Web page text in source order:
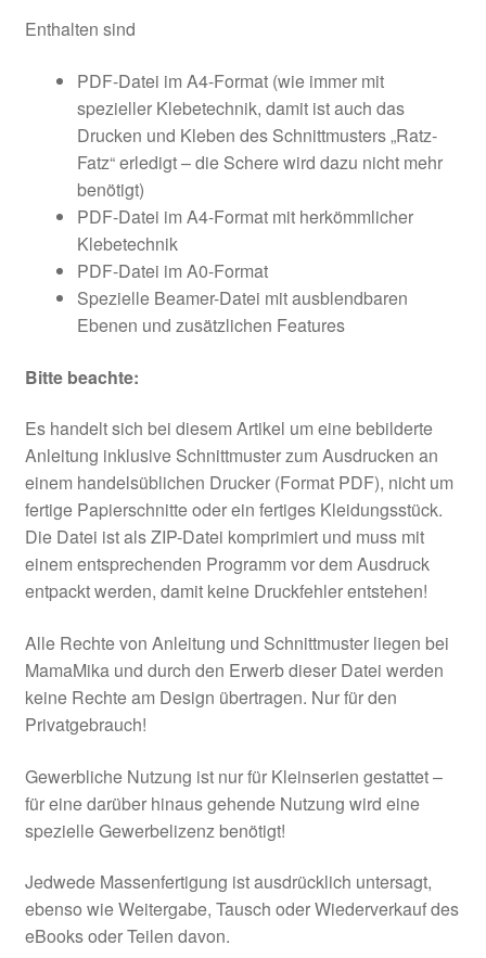
Enthalten sind
PDF-Datei im A4-Format (wie immer mit
spezieller Klebetechnik, damit ist auch das
Drucken und Kleben des Schnittmusters „Ratz-
Fatz“ erledigt – die Schere wird dazu nicht mehr
benötigt)
PDF-Datei im A4-Format mit herkömmlicher
Klebetechnik
PDF-Datei im A0-Format
Spezielle Beamer-Datei mit ausblendbaren
Ebenen und zusätzlichen Features
Bitte beachte:
Es handelt sich bei diesem Artikel um eine bebilderte
Anleitung inklusive Schnittmuster zum Ausdrucken an
einem handelsüblichen Drucker (Format PDF), nicht um
fertige Papierschnitte oder ein fertiges Kleidungsstück.
Die Datei ist als ZIP-Datei komprimiert und muss mit
einem entsprechenden Programm vor dem Ausdruck
entpackt werden, damit keine Druckfehler entstehen!
Alle Rechte von Anleitung und Schnittmuster liegen bei
MamaMika und durch den Erwerb dieser Datei werden
keine Rechte am Design übertragen. Nur für den
Privatgebrauch!
Gewerbliche Nutzung ist nur für Kleinserien gestattet –
für eine darüber hinaus gehende Nutzung wird eine
spezielle Gewerbelizenz benötigt!
Jedwede Massenfertigung ist ausdrücklich untersagt,
ebenso wie Weitergabe, Tausch oder Wiederverkauf des
eBooks oder Teilen davon.